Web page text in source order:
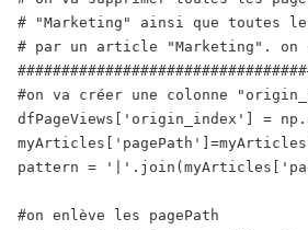
# "Marketing" ainsi que toutes
# par un article "Marketing". on
#on va créer une colonne
dfPageViews['origin_index'] =
pattern =
#on enlève les pagePath